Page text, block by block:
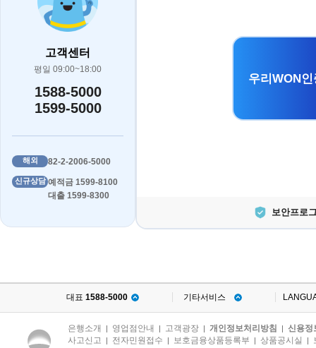
고객센터
평일 09:00~18:00
1588-5000
1599-5000
해외 82-2-2006-5000
신규상담 예적금 1599-8100
대출 1599-8300
우리WON
보안프로
대표 1588-5000 기타서비스
은행소개 | 영업점안내 | 고객광장 | 개인정보처리방침 | 신용정
사고신고 | 전자민원접수 | 보호금융상품등록부 | 상품공시실 |